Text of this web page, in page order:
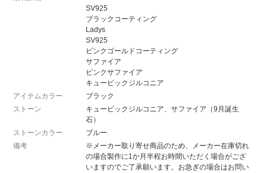
SV925
ブラックコーティング
Ladys
SV925
ピンクゴールドコーティング
サファイア
ピンクサファイア
キュービックジルコニア
アイテムカラー
ブラック
ストーン
キュービックジルコニア、サファイア（9月誕生
石）
ストーンカラー
ブルー
備考
※メーカー取り寄せ商品のため、メーカー在庫切れ
の場合製作に1か月半程お時間いただく場合がござ
いますのでご了承願います。お急ぎの場合はお問い